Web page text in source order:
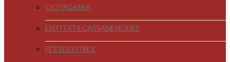
CIUTADANIA
ENTITATS CASSANENQUES
FESTES I FIRES